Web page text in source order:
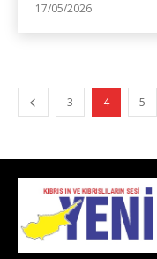
17/05/2026
3 4 5